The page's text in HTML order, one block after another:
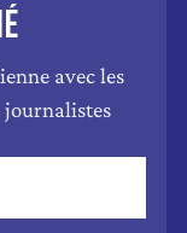
avec les
journalistes